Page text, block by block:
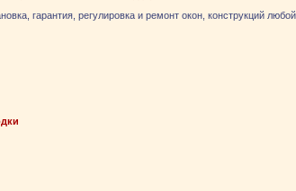
гарантия, регулировка и ремонт окон, конструкций